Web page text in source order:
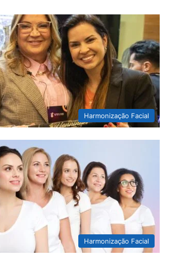
Harmonização Facial
Harmonização Facial